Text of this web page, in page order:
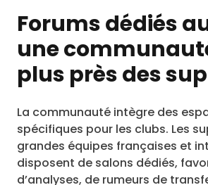
Forums dédiés
une
plus près des
La communauté intègre des
spécifiques pour les clubs. Les
grandes équipes françaises et
disposent de salons dédiés,
d’analyses, de rumeurs de